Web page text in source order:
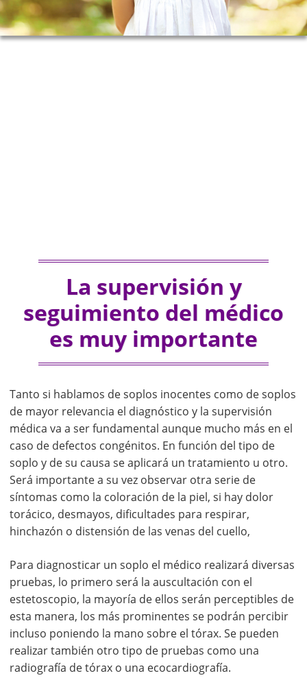
La supervisión y
seguimiento del médico
es muy importante
Tanto si hablamos de soplos inocentes como de soplos
de mayor relevancia el diagnóstico y la supervisión
médica va a ser fundamental aunque mucho más en el
caso de defectos congénitos. En función del tipo de
soplo y de su causa se aplicará un tratamiento u otro.
Será importante a su vez observar otra serie de
síntomas como la coloración de la piel, si hay dolor
torácico, desmayos, dificultades para respirar,
hinchazón o distensión de las venas del cuello,
Para diagnosticar un soplo el médico realizará diversas
pruebas, lo primero será la auscultación con el
estetoscopio, la mayoría de ellos serán perceptibles de
esta manera, los más prominentes se podrán percibir
incluso poniendo la mano sobre el tórax. Se pueden
realizar también otro tipo de pruebas como una
radiografía de tórax o una ecocardiografía.